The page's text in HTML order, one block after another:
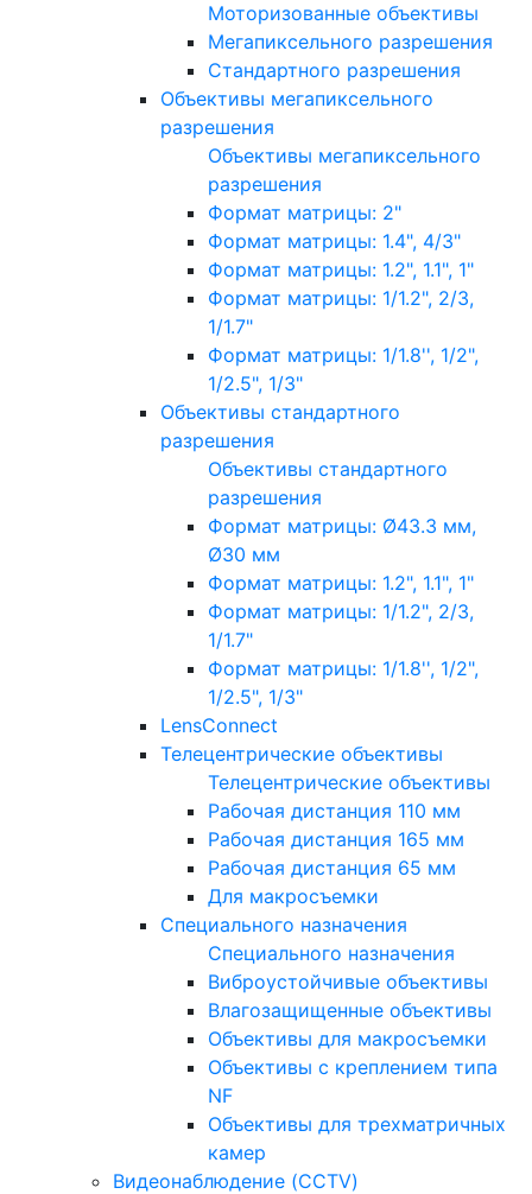
Моторизованные объективы
Мегапиксельного разрешения
Стандартного разрешения
Объективы мегапиксельного
разрешения
Объективы мегапиксельного
разрешения
Формат матрицы: 2"
Формат матрицы: 1.4", 4/3"
Формат матрицы: 1.2", 1.1", 1"
Формат матрицы: 1/1.2", 2/3,
1/1.7"
Формат матрицы: 1/1.8'', 1/2",
1/2.5", 1/3"
Объективы стандартного
разрешения
Объективы стандартного
разрешения
Формат матрицы: Ø43.3 мм,
Ø30 мм
Формат матрицы: 1.2", 1.1", 1"
Формат матрицы: 1/1.2", 2/3,
1/1.7"
Формат матрицы: 1/1.8'', 1/2",
1/2.5", 1/3"
LensConnect
Телецентрические объективы
Телецентрические объективы
Рабочая дистанция 110 мм
Рабочая дистанция 165 мм
Рабочая дистанция 65 мм
Для макросъемки
Специального назначения
Специального назначения
Виброустойчивые объективы
Влагозащищенные объективы
Объективы для макросъемки
Объективы с креплением типа
NF
Объективы для трехматричных
камер
Видеонаблюдение (CCTV)